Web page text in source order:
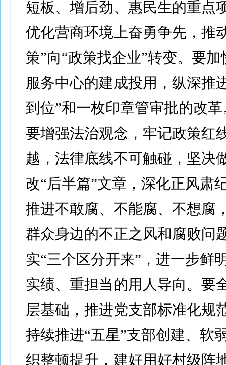
短板、增后劲、惠民生的重点
优化营商环境上奋勇争先，推
策”向“政策找企业”转变。要
服务中心的建成投用，纵深推
到位”和一枚印章管审批的改
要增强法治观念，牢记政策红
越，法律底线不可触碰，坚决
改“后半篇”文章，深化正风肃
推进不敢腐、不能腐、不想腐
群众身边的不正之风和腐败问
实“三个区分开来”，进一步鲜
实绩、重担当的用人导向。要
层基础，推进党支部标准化规
持续推进“五星”支部创建、软
织整顿提升，建好用好村级阵